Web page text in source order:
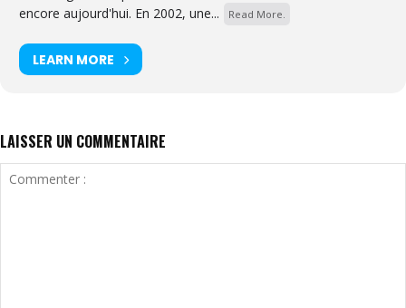
encore aujourd'hui. En 2002, une...
Read More.
LEARN MORE
LAISSER UN COMMENTAIRE